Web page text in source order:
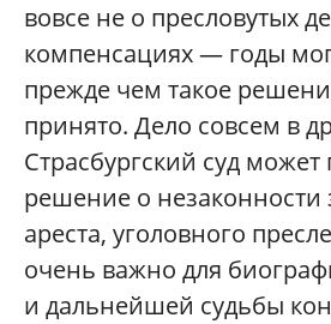
вовсе не о пресловутых
компенсациях — годы
прежде чем такое
принято. Дело совсем в
Страсбургский суд может
решение о незаконности
ареста, уголовного
очень важно для
и дальнейшей судьбы